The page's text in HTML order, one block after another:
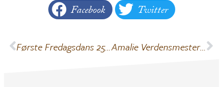
Facebook Twitter
Første Fredagsdans 25. september Amalie Verdensmester på rulleski!!!